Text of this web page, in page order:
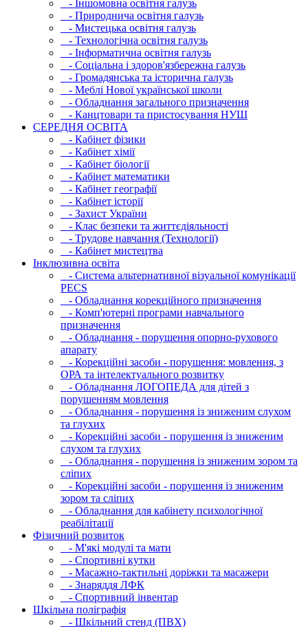
- Iншомовна освітня галузь
- Природнича освітня галузь
- Мистецька освітня галузь
- Технологічна освітня галузь
- Інфopматична освітня галузь
- Соціальна і здоров'язбережна галузь
- Громадянська та історична галузь
- Меблі Нової української школи
- Обладнання загального призначення
- Канцтовари та пристосування НУШ
СЕРЕДНЯ ОСВIТА
- Кабінет фізики
- Кабінет хімії
- Кабінет біології
- Кабінет математики
- Кабінет географії
- Кабінет історії
- Захист України
- Клас безпеки та життєдіяльності
- Трудове навчання (Технології)
- Кабінет мистецтва
Інклюзивна освіта
- Система альтернативної візуальної комунікації
PECS
- Обладнання корекційного призначення
- Комп'ютерні програми навчального
призначення
- Обладнання - порушення опорно-рухового
апарату
- Корекційні засоби - порушення: мовлення, з
ОРА та інтелектуального розвитку
- Обладнання ЛОГОПЕДА для дітей з
порушенням мовлення
- Обладнання - порушення із зниженим слухом
та глухих
- Корекційні засоби - порушення із зниженим
слухом та глухих
- Обладнання - порушення із зниженим зором та
сліпих
- Корекційні засоби - порушення із зниженим
зором та сліпих
- Обладнання для кабінету психологічної
реабілітації
Фізичний розвиток
- М'які модулi та мати
- Спортивні кутки
- Масажно-тактильні доріжки та масажери
- Знаряддя ЛФК
- Спортивний інвентар
Шкільна поліграфія
- Шкільний стенд (ПВХ)